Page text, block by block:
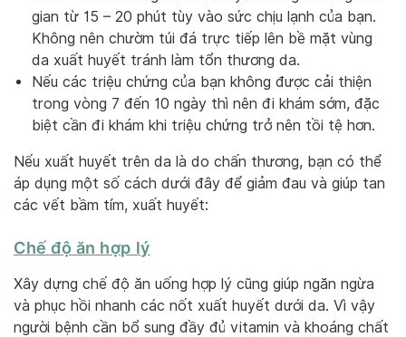
gian từ 15 – 20 phút tùy vào sức chịu lạnh của bạn.
Không nên chườm túi đá trực tiếp lên bề mặt vùng
da xuất huyết tránh làm tổn thương da.
Nếu các triệu chứng của bạn không được cải thiện
trong vòng 7 đến 10 ngày thì nên đi khám sớm, đặc
biệt cần đi khám khi triệu chứng trở nên tồi tệ hơn.
Nếu xuất huyết trên da là do chấn thương, bạn có thể
áp dụng một số cách dưới đây để giảm đau và giúp tan
các vết bầm tím, xuất huyết:
Chế độ ăn hợp lý
Xây dựng chế độ ăn uống hợp lý cũng giúp ngăn ngừa
và phục hồi nhanh các nốt xuất huyết dưới da. Vì vậy
người bệnh cần bổ sung đầy đủ vitamin và khoáng chất